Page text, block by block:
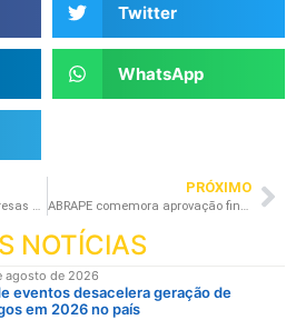
Twitter
WhatsApp
Precisamos salvar as empresas do setor de eventos antes de pensar no futuro
PRÓXIMO
ABRAPE comemora aprovação final de projeto que auxilia setor de eventos de cultura e entretenimento
NOTÍCIAS
agosto de 2026
eventos desacelera geração de
em 2026 no país